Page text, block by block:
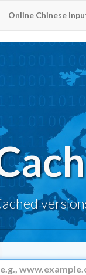
Online Chinese